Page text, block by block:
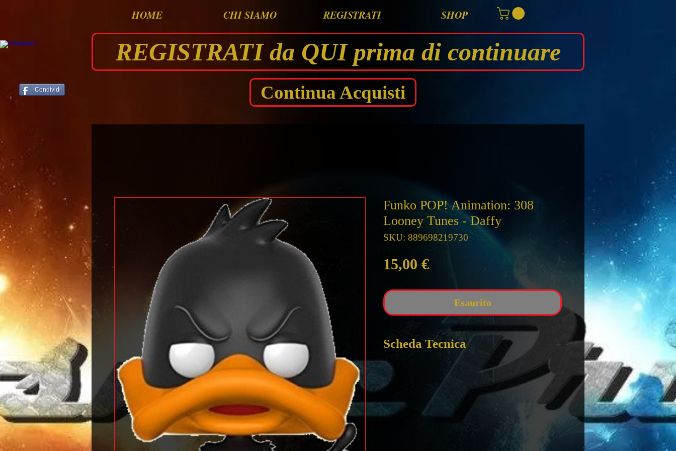
HOME CHI SIAMO REGISTRATI SHOP
REGISTRATI da QUI prima di continuare
Continua Acquisti
Funko POP! Animation: 308
Looney Tunes - Daffy
SKU: 889698219730
15,00 €Prezzo
Esaurito
Scheda Tecnica
Funko POP! Animation: 308
​​​​​​​Looney Tunes - Daffy
ALTEZZA circa 10 Cm
Condividi